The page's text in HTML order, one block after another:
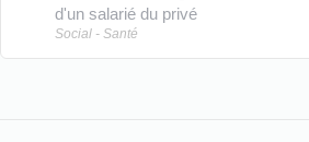
d'un salarié du privé
Social - Santé